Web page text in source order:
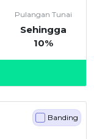
Pulangan Tunai
Sehingga
10%
Banding